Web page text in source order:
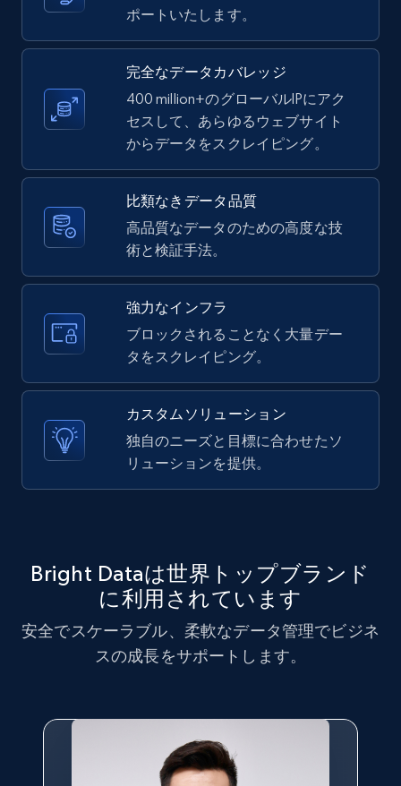
LinkedIn posts - Discover new posts
company URL
URL, ID, User id, Use url, Title, Headline, Post
text, Date posted, and more.
1.5K+ 無料トライアル
X (formerly Twitter) - Posts
ID, User posted, Name, Description, Date
10.3K+ 1.2K+
X (formerly Twitter) - Posts - Collecting
Twitter posts URLs
ID, User posted, Name, Description, Date
X (formerly Twitter) - Posts - Getting x
posts by array of profiles
ID, User posted, Name, Description, Date
ポートいたします。
完全なデータカバレッジ
400 million+のグローバルIPにアク
セスして、あらゆるウェブサイト
からデータをスクレイピング。
比類なきデータ品質
高品質なデータのための高度な技
術と検証手法。
強力なインフラ
ブロックされることなく大量デー
タをスクレイピング。
カスタムソリューション
独自のニーズと目標に合わせたソ
リューションを提供。
Bright Dataは世界トップブランド
に利用されています
安全でスケーラブル、柔軟なデータ管理でビジネ
スの成長をサポートします。